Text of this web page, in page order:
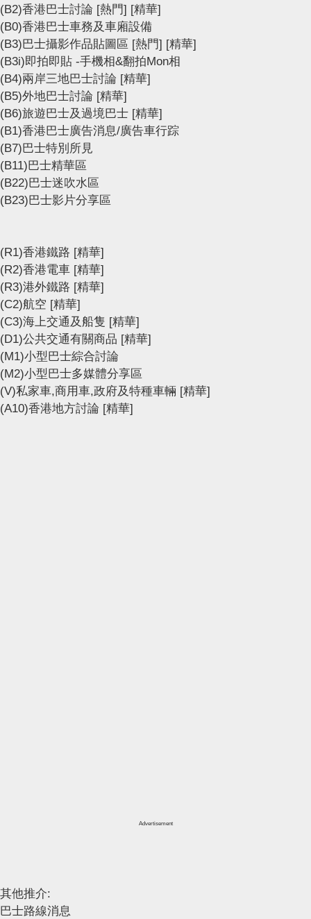
(B2)香港巴士討論 [熱門] [精華]
(B0)香港巴士車務及車廂設備
(B3)巴士攝影作品貼圖區 [熱門] [精華]
(B3i)即拍即貼 -手機相&翻拍Mon相
(B4)兩岸三地巴士討論 [精華]
(B5)外地巴士討論 [精華]
(B6)旅遊巴士及過境巴士 [精華]
(B1)香港巴士廣告消息/廣告車行踪
(B7)巴士特別所見
(B11)巴士精華區
(B22)巴士迷吹水區
(B23)巴士影片分享區
(R1)香港鐵路 [精華]
(R2)香港電車 [精華]
(R3)港外鐵路 [精華]
(C2)航空 [精華]
(C3)海上交通及船隻 [精華]
(D1)公共交通有關商品 [精華]
(M1)小型巴士綜合討論
(M2)小型巴士多媒體分享區
(V)私家車,商用車,政府及特種車輛 [精華]
(A10)香港地方討論 [精華]
Advertisement
其他推介:
巴士路線消息